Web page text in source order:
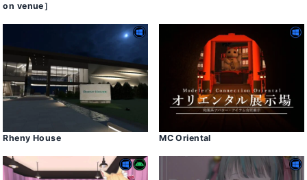
on venue］
Rheny House MC Oriental